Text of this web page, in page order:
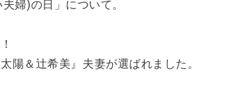
婦)の日」について。
陽＆辻希美』夫妻が選ばれました。